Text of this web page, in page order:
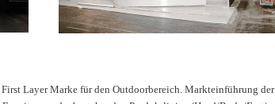
Layer Marke für den Outdoorbereich. Markteinführung der